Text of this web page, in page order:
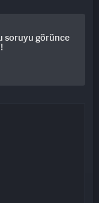
soruyu görünce